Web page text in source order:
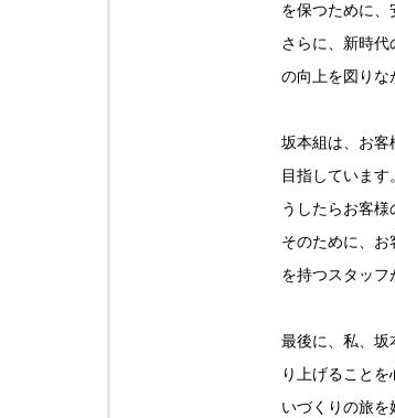
を保つために、
さらに、新時
の向上を図りな
坂本組は、お客
目指していま
うしたらお客様
そのために、
を持つスタッフ
最後に、私、坂
り上げること
いづくりの旅を